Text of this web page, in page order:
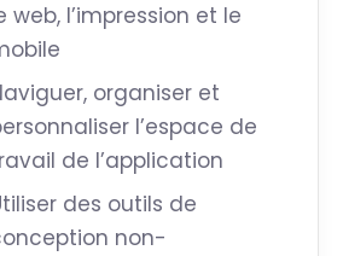
web, l’impression et le
organiser et
l’espace de
de l’application
des outils de
non-